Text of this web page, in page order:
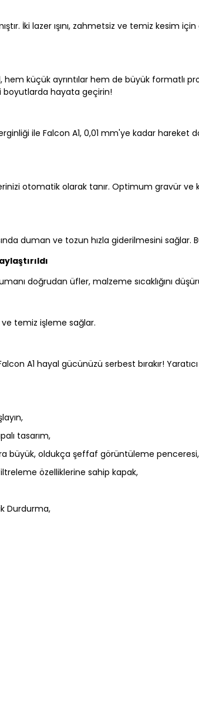
İki lazer ışını, zahmetsiz ve temiz kesim
küçük ayrıntılar hem de büyük formatlı
boyutlarda hayata geçirin!
ile Falcon A1, 0,01 mm'ye kadar
otomatik olarak tanır. Optimum gravür
duman ve tozun hızla giderilmesini
doğrudan üfler, malzeme sıcaklığını
temiz işleme sağlar.
A1 hayal gücünüzü serbest bırakır!
tasarım,
büyük, oldukça şeffaf görüntüleme penceresi,
özelliklerine sahip kapak,
Durdurma,